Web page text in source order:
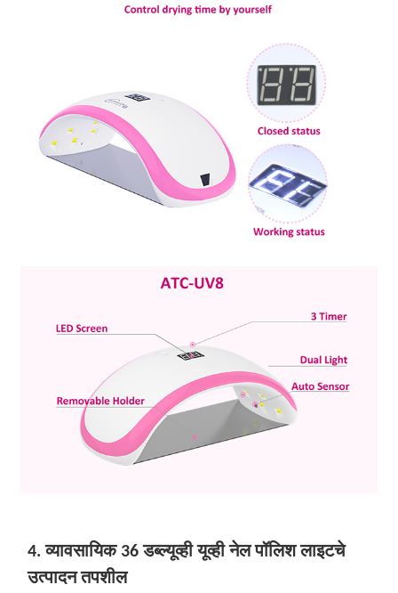
4. व्यावसायिक 36 डब्ल्यूव्ही यूव्ही नेल पॉलिश लाइटचे
उत्पादन तपशील